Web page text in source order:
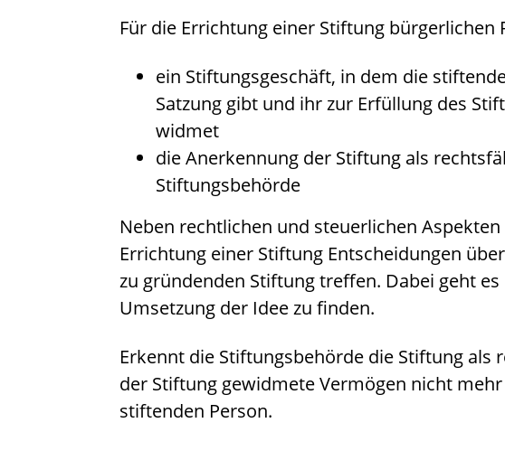
Für die Errichtung einer Stiftung bürgerlichen
ein Stiftungsgeschäft, in dem die
Satzung gibt und ihr zur Erfüllung des
widmet
die Anerkennung der Stiftung als
Stiftungsbehörde
Neben rechtlichen und steuerlichen
Errichtung einer Stiftung Entscheidungen
zu gründenden Stiftung treffen. Dabei geht
Umsetzung der Idee zu finden.
Erkennt die Stiftungsbehörde die Stiftung als
der Stiftung gewidmete Vermögen nicht
stiftenden Person.